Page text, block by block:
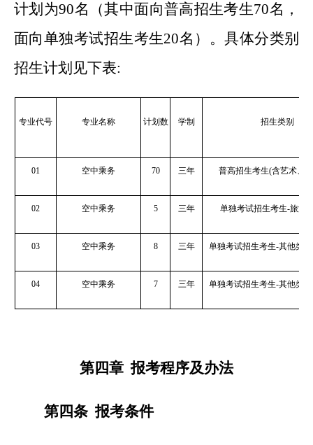
计划为90名（其中面向普高招生考生70名，
面向单独考试招生考生20名）。具体分类别
招生计划见下表:
专业代号 专业名称 计划数 学制 招生类别
01 空中乘务 70 三年 普高招生考生(含艺术、
02 空中乘务 5 三年 单独考试招生考生-旅游
03 空中乘务 8 三年 单独考试招生考生-其他类(
04 空中乘务 7 三年 单独考试招生考生-其他类(
第四章 报考程序及办法
第四条 报考条件